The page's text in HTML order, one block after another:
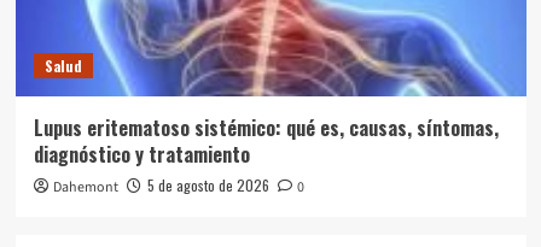
Salud
Lupus eritematoso sistémico: qué es, causas, síntomas,
diagnóstico y tratamiento
Dahemont 5 de agosto de 2026 0